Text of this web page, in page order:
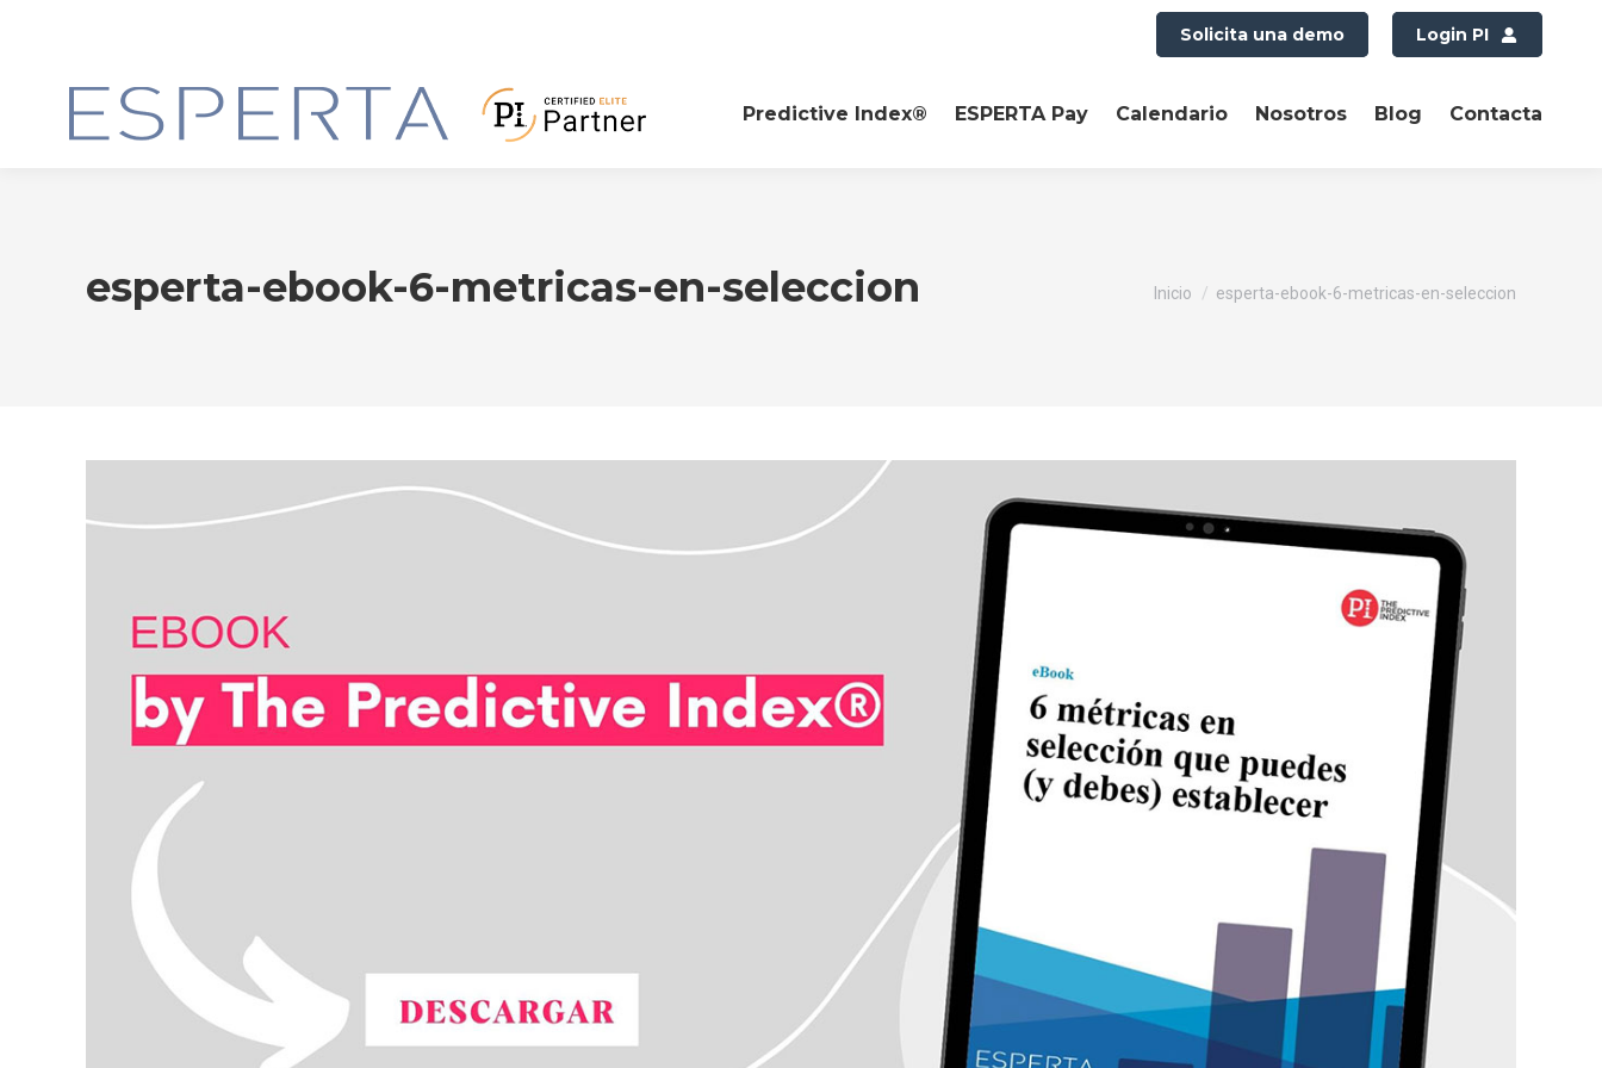
Solicita una demo Login PI
Predictive Index® ESPERTA Pay Calendario Nosotros Blog Contacta
esperta-ebook-6-metricas-en-seleccion Estás aquí:
Inicio esperta-ebook-6-metricas-en-seleccion